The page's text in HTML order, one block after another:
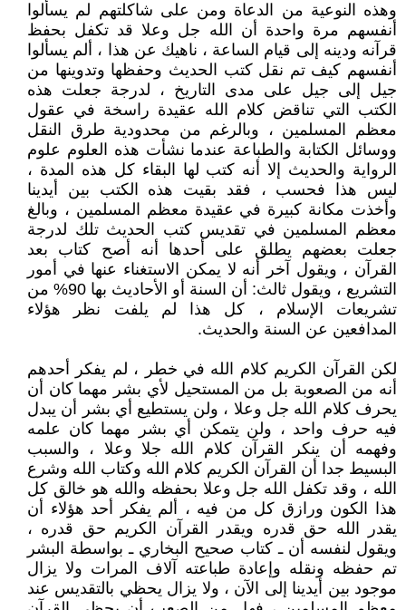
وهذه النوعية من الدعاة ومن على شاكلتهم لم يسألوا
أنفسهم مرة واحدة أن الله جل وعلا قد تكفل بحفظ
قرآنه ودينه إلى قيام الساعة ، ناهيك عن هذا ، ألم يسألوا
أنفسهم كيف تم نقل كتب الحديث وحفظها وتدوينها من
جيل إلى جيل على مدى التاريخ ، لدرجة جعلت هذه
الكتب التي تناقض كلام الله عقيدة راسخة في عقول
معظم المسلمين ، وبالرغم من محدودية طرق النقل
ووسائل الكتابة والطباعة عندما نشأت هذه العلوم علوم
الرواية والحديث إلا أنه كتب لها البقاء كل هذه المدة ،
ليس هذا فحسب ، فقد بقيت هذه الكتب بين أيدينا
وأخذت مكانة كبيرة في عقيدة معظم المسلمين ، وبالغ
معظم المسلمين في تقديس كتب الحديث تلك لدرجة
جعلت بعضهم يطلق على أحدها أنه أصح كتاب بعد
القرآن ، ويقول آخر أنه لا يمكن الاستغناء عنها في أمور
التشريع ، ويقول ثالث: أن السنة أو الأحاديث بها 90% من
تشريعات الإسلام ، كل هذا لم يلفت نظر هؤلاء
المدافعين عن السنة والحديث.
لكن القرآن الكريم كلام الله في خطر ، لم يفكر أحدهم
أنه من الصعوبة بل من المستحيل لأي بشر مهما كان أن
يحرف كلام الله جل وعلا ، ولن يستطيع أي بشر أن يبدل
فيه حرف واحد ، ولن يتمكن أي بشر مهما كان علمه
وفهمه أن ينكر القرآن كلام الله جلا وعلا ، والسبب
البسيط جدا أن القرآن الكريم كلام الله وكتاب الله وشرع
الله ، وقد تكفل الله جل وعلا بحفظه والله هو خالق كل
هذا الكون ورازق كل من فيه ، ألم يفكر أحد هؤلاء أن
يقدر الله حق قدره ويقدر القرآن الكريم حق قدره ،
ويقول لنفسه أن ـ كتاب صحيح البخاري ـ بواسطة البشر
تم حفظه ونقله وإعادة طباعته آلاف المرات ولا يزال
موجود بين أيدينا إلى الآن ، ولا يزال يحظي بالتقديس عند